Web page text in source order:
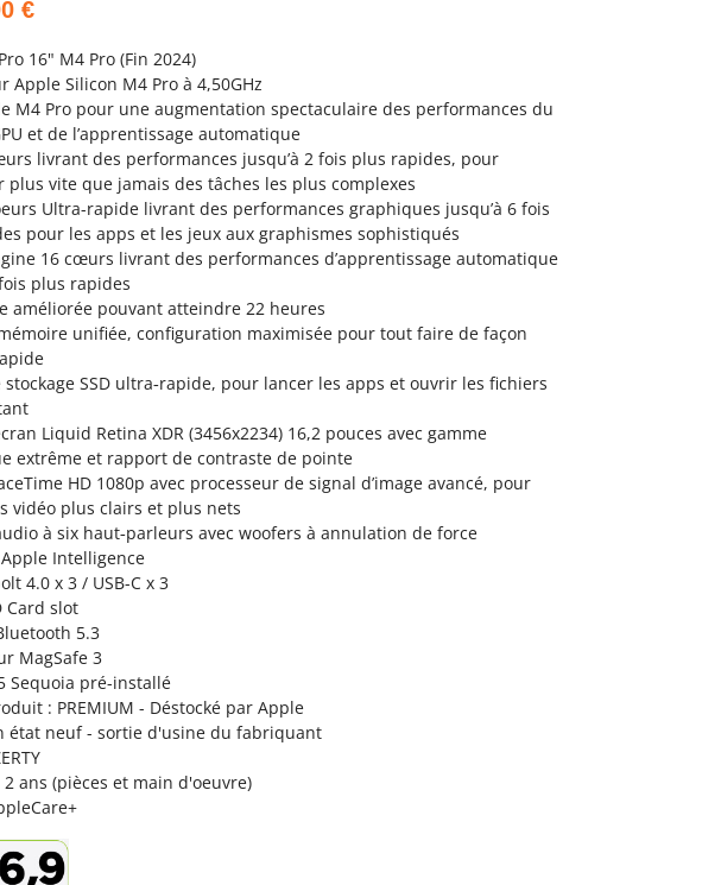
€
16" M4 Pro (Fin 2024)
Apple Silicon M4 Pro à 4,50GHz
M4 Pro pour une augmentation spectaculaire des performances du
et de l’apprentissage automatique
livrant des performances jusqu’à 2 fois plus rapides, pour
plus vite que jamais des tâches les plus complexes
Ultra-rapide livrant des performances graphiques jusqu’à 6 fois
pour les apps et les jeux aux graphismes sophistiqués
16 cœurs livrant des performances d’apprentissage automatique
plus rapides
améliorée pouvant atteindre 22 heures
unifiée, configuration maximisée pour tout faire de façon
stockage SSD ultra‐rapide, pour lancer les apps et ouvrir les fichiers
Liquid Retina XDR (3456x2234) 16,2 pouces avec gamme
extrême et rapport de contraste de pointe
HD 1080p avec processeur de signal d’image avancé, pour
vidéo plus clairs et plus nets
à six haut‐parleurs avec woofers à annulation de force
Intelligence
4.0 x 3 / USB-C x 3
Card slot
5.3
MagSafe 3
Sequoia pré-installé
: PREMIUM - Déstocké par Apple
état neuf - sortie d'usine du fabriquant
2 ans (pièces et main d'oeuvre)